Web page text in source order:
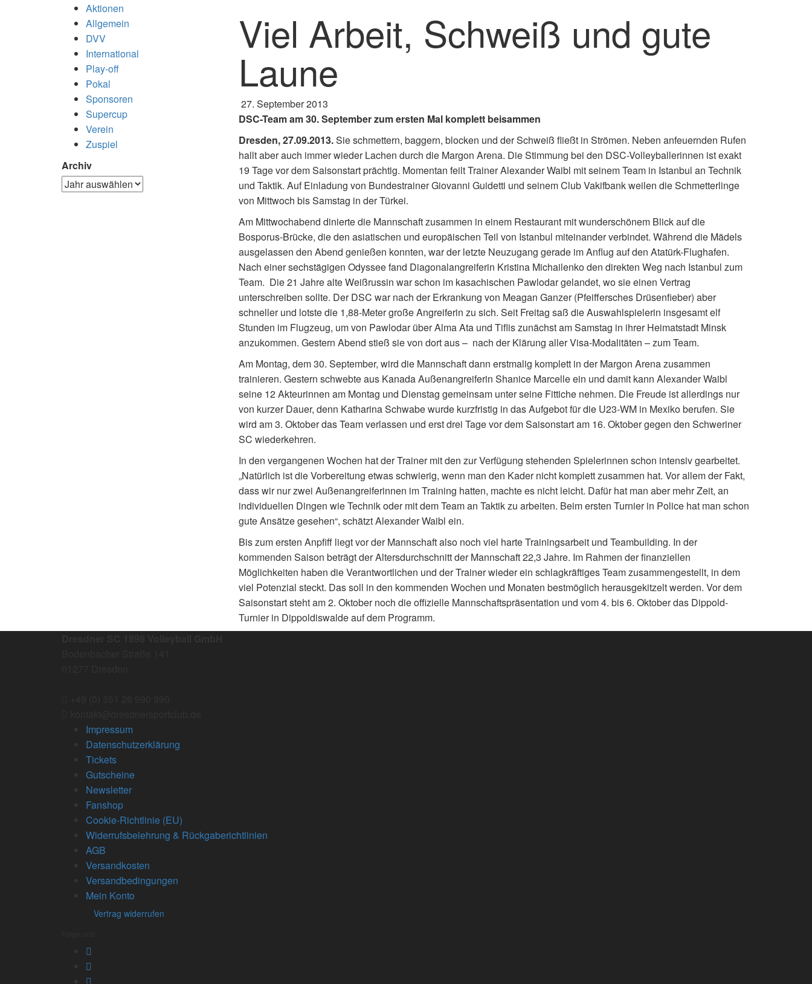
Viel Arbeit, Schweiß und gute
Laune
27. September 2013
DSC-Team am 30. September zum ersten Mal komplett beisammen
Dresden, 27.09.2013.Sie schmettern, baggern, blocken und der Schweiß fließt in Strömen. Neben anfeuernden Rufen
hallt aber auch immer wieder Lachen durch die Margon Arena. Die Stimmung bei den DSC-Volleyballerinnen ist exakt
19 Tage vor dem Saisonstart prächtig. Momentan feilt Trainer Alexander Waibl mit seinem Team in Istanbul an Technik
und Taktik. Auf Einladung von Bundestrainer Giovanni Guidetti und seinem Club Vakifbank weilen die Schmetterlinge
von Mittwoch bis Samstag in der Türkei.
Am Mittwochabend dinierte die Mannschaft zusammen in einem Restaurant mit wunderschönem Blick auf die
Bosporus-Brücke, die den asiatischen und europäischen Teil von Istanbul miteinander verbindet. Während die Mädels
ausgelassen den Abend genießen konnten, war der letzte Neuzugang gerade im Anflug auf den Atatürk-Flughafen.
Nach einer sechstägigen Odyssee fand Diagonalangreiferin Kristina Michailenko den direkten Weg nach Istanbul zum
Team. Die 21 Jahre alte Weißrussin war schon im kasachischen Pawlodar gelandet, wo sie einen Vertrag
unterschreiben sollte. Der DSC war nach der Erkrankung von Meagan Ganzer (Pfeiffersches Drüsenfieber) aber
schneller und lotste die 1,88-Meter große Angreiferin zu sich. Seit Freitag saß die Auswahlspielerin insgesamt elf
Stunden im Flugzeug, um von Pawlodar über Alma Ata und Tiflis zunächst am Samstag in ihrer Heimatstadt Minsk
anzukommen. Gestern Abend stieß sie von dort aus – nach der Klärung aller Visa-Modalitäten – zum Team.
Am Montag, dem 30. September, wird die Mannschaft dann erstmalig komplett in der Margon Arena zusammen
trainieren. Gestern schwebte aus Kanada Außenangreiferin Shanice Marcelle ein und damit kann Alexander Waibl
seine 12 Akteurinnen am Montag und Dienstag gemeinsam unter seine Fittiche nehmen. Die Freude ist allerdings nur
von kurzer Dauer, denn Katharina Schwabe wurde kurzfristig in das Aufgebot für die U23-WM in Mexiko berufen. Sie
wird am 3. Oktober das Team verlassen und erst drei Tage vor dem Saisonstart am 16. Oktober gegen den Schweriner
SC wiederkehren.
In den vergangenen Wochen hat der Trainer mit den zur Verfügung stehenden Spielerinnen schon intensiv gearbeitet.
„Natürlich ist die Vorbereitung etwas schwierig, wenn man den Kader nicht komplett zusammen hat. Vor allem der Fakt,
dass wir nur zwei Außenangreiferinnen im Training hatten, machte es nicht leicht. Dafür hat man aber mehr Zeit, an
individuellen Dingen wie Technik oder mit dem Team an Taktik zu arbeiten. Beim ersten Turnier in Police hat man schon
gute Ansätze gesehen“, schätzt Alexander Waibl ein.
Bis zum ersten Anpfiff liegt vor der Mannschaft also noch viel harte Trainingsarbeit und Teambuilding. In der
kommenden Saison beträgt der Altersdurchschnitt der Mannschaft 22,3 Jahre. Im Rahmen der finanziellen
Möglichkeiten haben die Verantwortlichen und der Trainer wieder ein schlagkräftiges Team zusammengestellt, in dem
viel Potenzial steckt. Das soll in den kommenden Wochen und Monaten bestmöglich herausgekitzelt werden. Vor dem
Saisonstart steht am 2. Oktober noch die offizielle Mannschaftspräsentation und vom 4. bis 6. Oktober das Dippold-
Turnier in Dippoldiswalde auf dem Programm.
Aktionen
Allgemein
DVV
International
Play-off
Pokal
Sponsoren
Supercup
Verein
Zuspiel
Archiv
Impressum
Datenschutzerklärung
Tickets
Gutscheine
Newsletter
Fanshop
Cookie-Richtlinie (EU)
Widerrufsbelehrung & Rückgaberichtlinien
AGB
Versandkosten
Versandbedingungen
Mein Konto
Vertrag widerrufen